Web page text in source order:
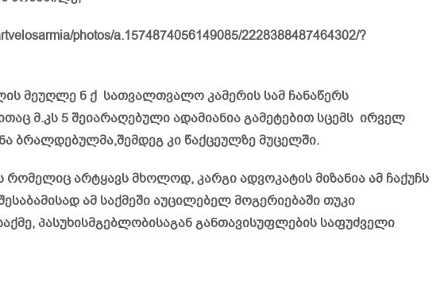
photos/a.1574874056149085/2228388487464302/?
მე­უღ­ლე ნ ქ სათვალთვალო კამერის სამ ჩანაწერს
მ.კს 5 შეიარაღებული ადამიანია გამეტებით სცემს ირველ
ბრალდებულმა,შემდეგ კი წაქცეულზე მუცელში.
რომელიც არტყავს მხოლოდ, კარგი ადვოკატის მიზანია ამ ჩაქუჩს
ამ საქმეში აუცილებელ მოგერიებაში თუკი
პასუხისმგებლობისაგან განთავისუფლების საფუძველი